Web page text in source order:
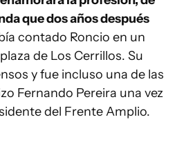
que dos años después
contado Roncio en un
de Los Cerrillos. Su
y fue incluso una de las
Fernando Pereira una vez
del Frente Amplio.